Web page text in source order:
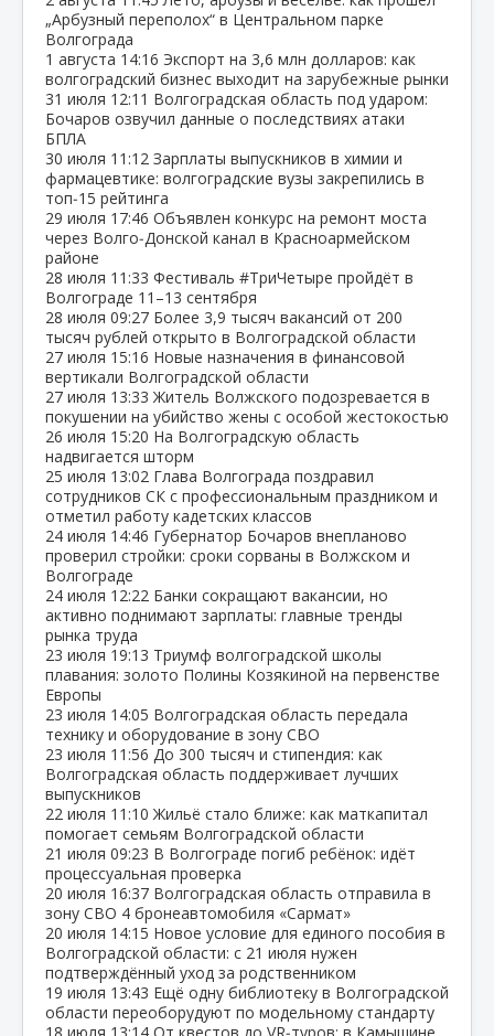
„Арбузный переполох“ в Центральном парке
Волгограда
1 августа 14:16 Экспорт на 3,6 млн долларов: как
волгоградский бизнес выходит на зарубежные рынки
31 июля 12:11 Волгоградская область под ударом:
Бочаров озвучил данные о последствиях атаки
БПЛА
30 июля 11:12 Зарплаты выпускников в химии и
фармацевтике: волгоградские вузы закрепились в
топ‑15 рейтинга
29 июля 17:46 Объявлен конкурс на ремонт моста
через Волго‑Донской канал в Красноармейском
районе
28 июля 11:33 Фестиваль #ТриЧетыре пройдёт в
Волгограде 11–13 сентября
28 июля 09:27 Более 3,9 тысяч вакансий от 200
тысяч рублей открыто в Волгоградской области
27 июля 15:16 Новые назначения в финансовой
вертикали Волгоградской области
27 июля 13:33 Житель Волжского подозревается в
покушении на убийство жены с особой жестокостью
26 июля 15:20 На Волгоградскую область
надвигается шторм
25 июля 13:02 Глава Волгограда поздравил
сотрудников СК с профессиональным праздником и
отметил работу кадетских классов
24 июля 14:46 Губернатор Бочаров внепланово
проверил стройки: сроки сорваны в Волжском и
Волгограде
24 июля 12:22 Банки сокращают вакансии, но
активно поднимают зарплаты: главные тренды
рынка труда
23 июля 19:13 Триумф волгоградской школы
плавания: золото Полины Козякиной на первенстве
Европы
23 июля 14:05 Волгоградская область передала
технику и оборудование в зону СВО
23 июля 11:56 До 300 тысяч и стипендия: как
Волгоградская область поддерживает лучших
выпускников
22 июля 11:10 Жильё стало ближе: как маткапитал
помогает семьям Волгоградской области
21 июля 09:23 В Волгограде погиб ребёнок: идёт
процессуальная проверка
20 июля 16:37 Волгоградская область отправила в
зону СВО 4 бронеавтомобиля «Сармат»
20 июля 14:15 Новое условие для единого пособия в
Волгоградской области: с 21 июля нужен
подтверждённый уход за родственником
19 июля 13:43 Ещё одну библиотеку в Волгоградской
области переоборудуют по модельному стандарту